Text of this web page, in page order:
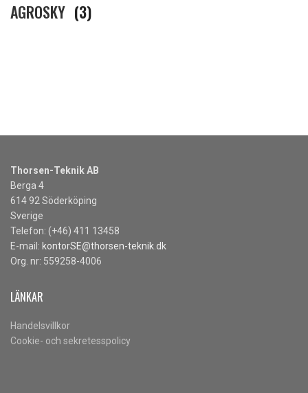
AGROSKY (3)
Thorsen-Teknik AB
Berga 4
614 92 Söderköping
Sverige
Telefon: (+46) 411 13458
E-mail: kontorSE@thorsen-teknik.dk
Org. nr: 559258-4006
LÄNKAR
Handelsvillkor
Cookie- och sekretesspolicy